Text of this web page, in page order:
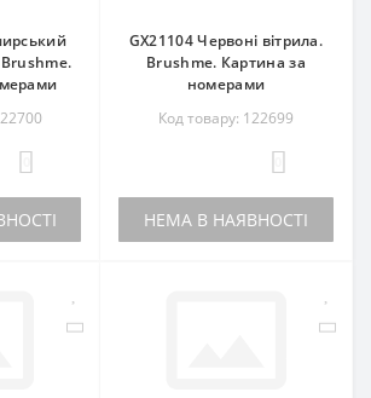
GX21104 Червоні вітрила.
Brushme. Картина за
номерами
Код товару: 122699
НЕМА В НАЯВНОСТІ